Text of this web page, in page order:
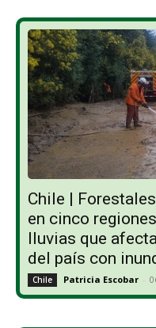
Chile |
en cinco
lluvias que
del país con
Chile Patricia Escobar -